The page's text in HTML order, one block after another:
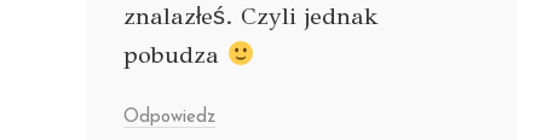
znalazłeś. Czyli jednak
pobudza
Odpowiedz